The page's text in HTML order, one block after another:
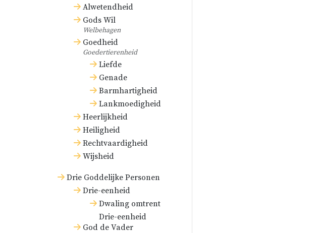
Alwetendheid
Gods Wil
Welbehagen
Goedheid
Goedertierenheid
Liefde
Genade
Barmhartigheid
Lankmoedigheid
Heerlijkheid
Heiligheid
Rechtvaardigheid
Wijsheid
Drie Goddelijke Personen
Drie-eenheid
Dwaling omtrent
Drie-eenheid
God de Vader